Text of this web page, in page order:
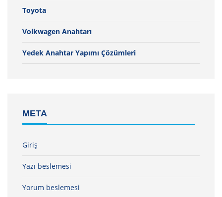
Toyota
Volkwagen Anahtarı
Yedek Anahtar Yapımı Çözümleri
META
Giriş
Yazı beslemesi
Yorum beslemesi